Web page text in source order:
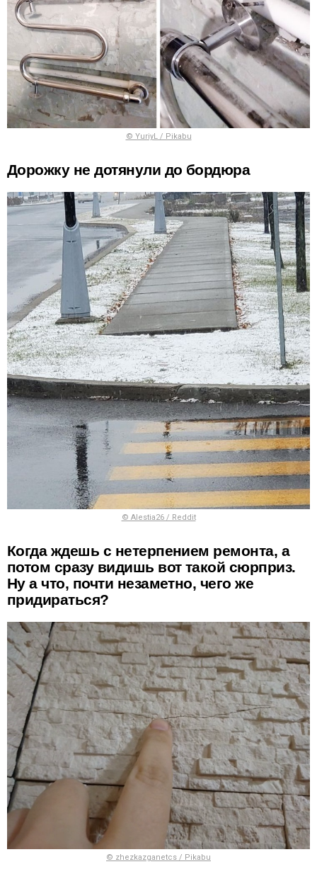
© YuriyL / Pikabu
Дорожку не дотянули до бордюра
© Alestia26 / Reddit
Когда ждешь с нетерпением ремонта, а
потом сразу видишь вот такой сюрприз.
Ну а что, почти незаметно, чего же
придираться?
© zhezkazganetcs / Pikabu